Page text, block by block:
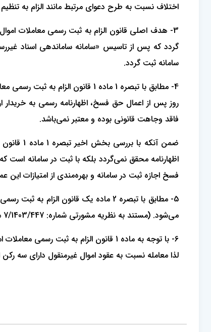
اختلاف نسبت به طرح دعوای مرتبط مانند الزام به
3- هدف اصلی قانون الزام به ثبت رسمی معاملات
سامانه ثبت گردد.
فاقد وجاهت قانونی بوده و معتبر نمی‌باشد.
ضمن
اظهارنامه محقق نمی‌گردد بلکه با ثبت در سامانه است
فسخ اجازه ثبت در سامانه و بهره‌مندی از امتیازات
می‌شود. (مستند به نظریه مشورتی شماره: 7/1403/447 مورخه: 24-07-1403 اداره کل حقوقی قوه قضاییه)
6- با توجه به ماده 1 قانون الزام به
لذا معامله نسبت به عقود اموال غیرمنقول دارای سه